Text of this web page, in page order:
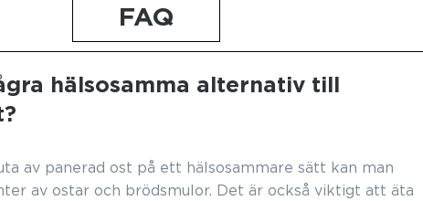
FAQ
hälsosamma alternativ till
av panerad ost på ett hälsosammare sätt kan man
av ostar och brödsmulor. Det är också viktigt att äta